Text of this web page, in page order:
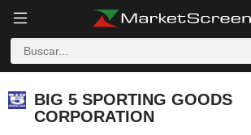
BIG 5 SPORTING GOODS CORPORATION
BIG 5 SPORTING GOODS
CORPORATION